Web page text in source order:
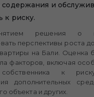
содержания и
к риску.
решения о
перспективы роста
на Бали. Оценка
факторов, включая
собственника к
дополнительных
объекта и других.